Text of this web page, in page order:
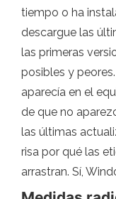
tiempo o ha
descargue las
las primeras
posibles y
aparecía en el
de que no
las últimas
risa por qué las
arrastran. Sí,